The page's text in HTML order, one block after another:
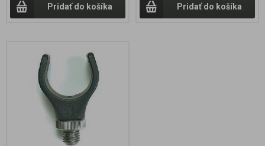
Pridať do košíka Pridať do košíka